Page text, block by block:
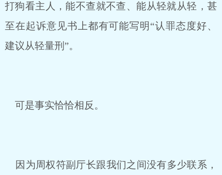
打狗看主人，能不查就不查、能从轻就从轻，甚
至在起诉意见书上都有可能写明“认罪态度好、
建议从轻量刑”。
可是事实恰恰相反。
因为周权符副厅长跟我们之间没有多少联系，